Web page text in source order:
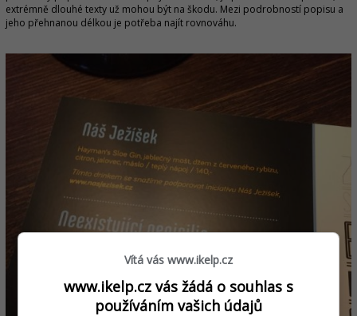
extrémně dlouhé texty už mohou být na škodu. Mezi podrobností popisu a
jeho přehnanou délkou je potřeba najít rovnováhu.
Vítá vás www.ikelp.cz
www.ikelp.cz vás žádá o souhlas s
používáním vašich údajů